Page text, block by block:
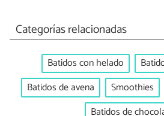
Categorías relacionadas
Batidos con helado
Batidos de avena
Smoothies
Batidos de